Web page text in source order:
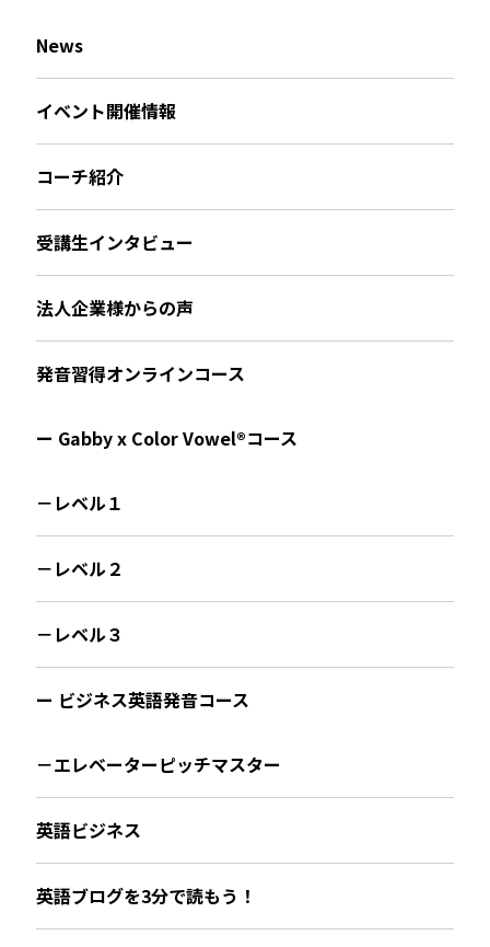
News
イベント開催情報
コーチ紹介
受講生インタビュー
法人企業様からの声
発音習得オンラインコース
ー Gabby x Color Vowel®︎コース
－レベル１
－レベル２
－レベル３
ー ビジネス英語発音コース
－エレベーターピッチマスター
英語ビジネス
英語ブログを3分で読もう！